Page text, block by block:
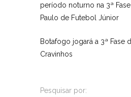
período noturno na 3ª
Paulo de Futebol Júnior
Botafogo jogará a 3ª Fase
Cravinhos
Pesquisar por: